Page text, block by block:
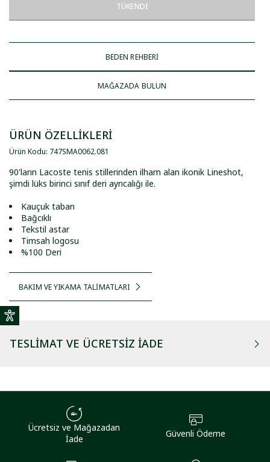
TÜKENDI
BEDEN REHBERİ
MAĞAZADA BULUN
ÜRÜN ÖZELLİKLERİ
Ürün Kodu: 747SMA0062.081
90'ların Lacoste tenis stillerinden ilham alan ikonik Lineshot,
şimdi lüks birinci sınıf deri ayrıcalığı ile.
Kauçuk taban
Bağcıklı
Tekstil astar
Timsah logosu
%100 Deri
BAKIM VE YIKAMA TALİMATLARI
TESLIMAT VE ÜCRETSIZ İADE
Ücretsiz ve Mağazadan
İade
Güvenli Ödeme